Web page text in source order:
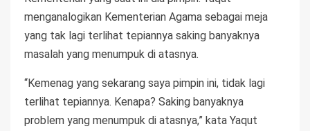
menganalogikan Kementerian Agama sebagai meja
yang tak lagi terlihat tepiannya saking banyaknya
masalah yang menumpuk di atasnya.
“Kemenag yang sekarang saya pimpin ini, tidak lagi
terlihat tepiannya. Kenapa? Saking banyaknya
problem yang menumpuk di atasnya,” kata Yaqut